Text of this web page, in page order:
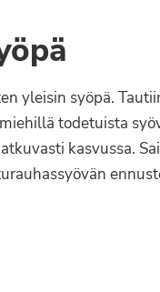
yleisin syöpä.
todetuista
kasvussa.